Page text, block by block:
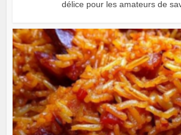
délice pour les amateurs de